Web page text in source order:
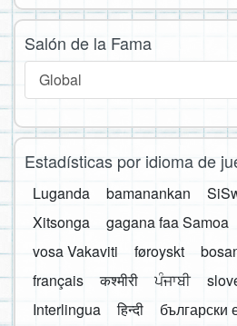
Salón de la Fama
Global
Estadísticas por idioma de
Luganda bamanankan
Xitsonga
gagana faa Samoa
vosa Vakaviti
føroyskt
français
कश्मीरी ਪੰਜਾਬੀ
Interlingua
हिन्दी
български